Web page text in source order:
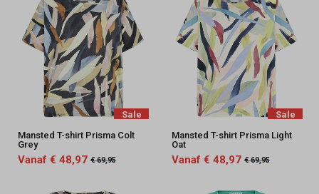
Sale
Mansted T-shirt Prisma Colt
Grey
Vanaf € 48,97 € 69,95
Sale
Mansted T-shirt Prisma Light
Oat
Vanaf € 48,97 € 69,95